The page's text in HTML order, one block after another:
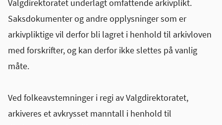
Valgdirektoratet underlagt omfattende arkivplikt.
Saksdokumenter og andre opplysninger som er
arkivpliktige vil derfor bli lagret i henhold til arkivloven
med forskrifter, og kan derfor ikke slettes på vanlig
måte.
Ved folkeavstemninger i regi av Valgdirektoratet,
arkiveres et avkrysset manntall i henhold til